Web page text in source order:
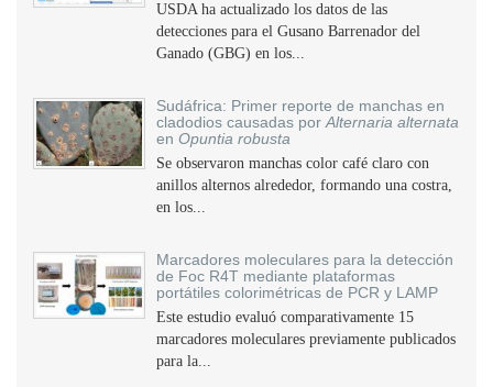
USDA ha actualizado los datos de las
detecciones para el Gusano Barrenador del
Ganado (GBG) en los...
Sudáfrica: Primer reporte de manchas en
cladodios causadas por Alternaria alternata
en Opuntia robusta
Se observaron manchas color café claro con
anillos alternos alrededor, formando una costra,
en los...
Marcadores moleculares para la detección
de Foc R4T mediante plataformas
portátiles colorimétricas de PCR y LAMP
Este estudio evaluó comparativamente 15
marcadores moleculares previamente publicados
para la...